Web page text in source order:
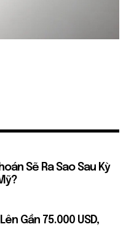
Sẽ Ra Sao Sau Kỳ
Gần 75.000 USD,